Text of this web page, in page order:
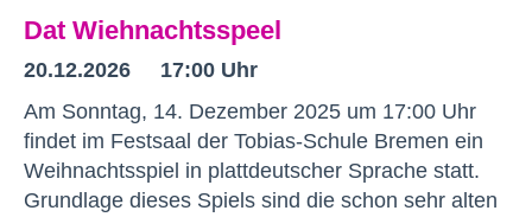
Dat Wiehnachtsspeel
20.12.2026 17:00 Uhr
Am Sonntag, 14. Dezember 2025 um 17:00 Uhr
findet im Festsaal der Tobias-Schule Bremen ein
Weihnachtsspiel in plattdeutscher Sprache statt.
Grundlage dieses Spiels sind die schon sehr alten